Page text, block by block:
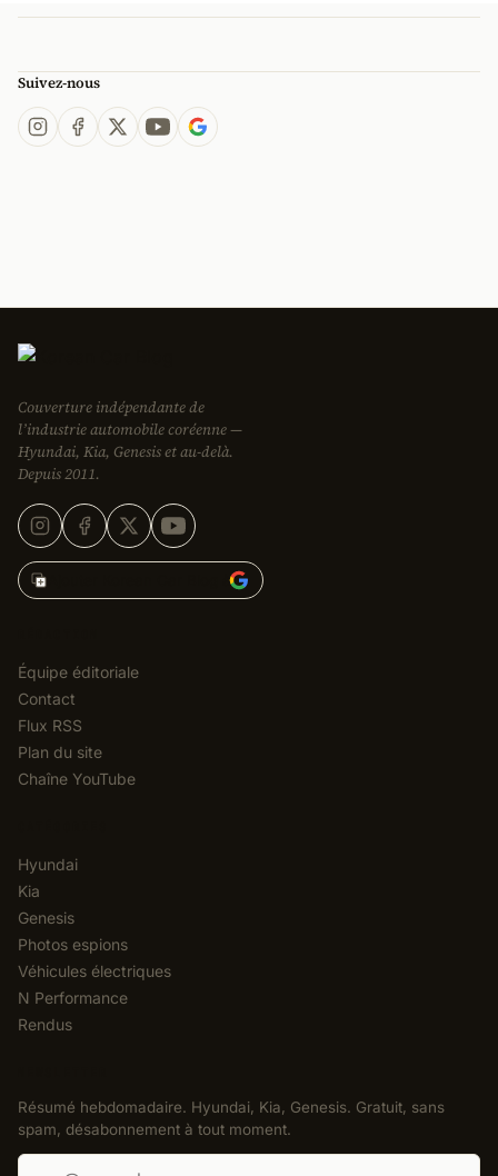
Suivez-nous
Couverture indépendante de
l’industrie automobile coréenne —
Hyundai, Kia, Genesis et au-delà.
Depuis 2011.
Ajouter Korean Car Blog à
Équipe éditoriale
Contact
Flux RSS
Plan du site
Chaîne YouTube
Hyundai
Kia
Genesis
Photos espions
Véhicules électriques
N Performance
Rendus
Résumé hebdomadaire. Hyundai, Kia, Genesis. Gratuit, sans
spam, désabonnement à tout moment.
Adresse e-mail